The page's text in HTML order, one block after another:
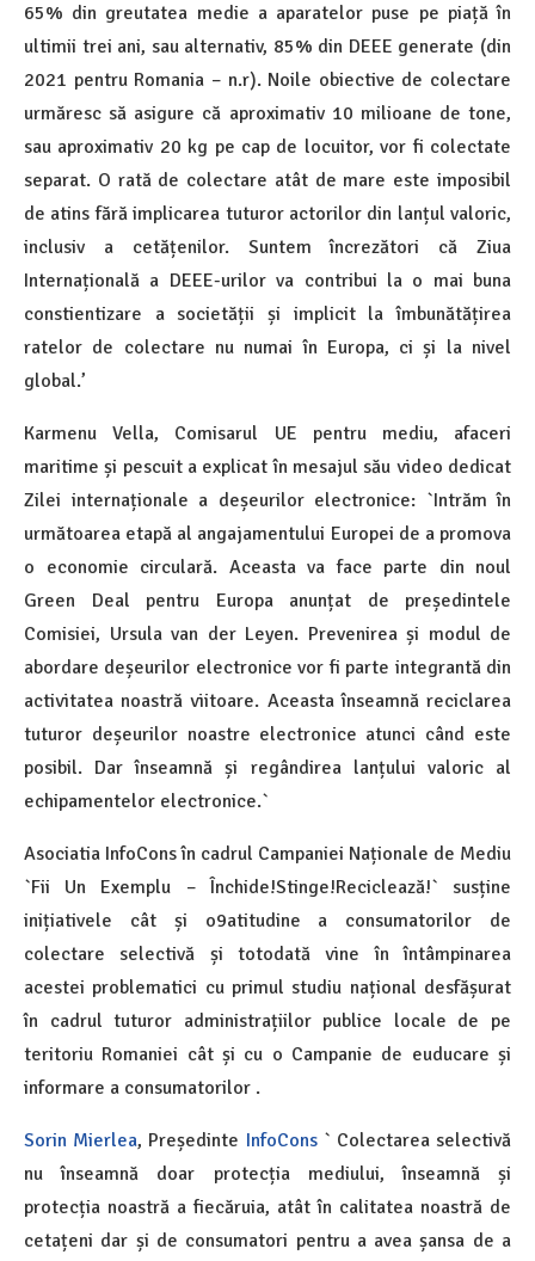
65% din greutatea medie a aparatelor puse pe piață în
ultimii trei ani, sau alternativ, 85% din DEEE generate (din
2021 pentru Romania – n.r). Noile obiective de colectare
urmăresc să asigure că aproximativ 10 milioane de tone,
sau aproximativ 20 kg pe cap de locuitor, vor fi colectate
separat. O rată de colectare atât de mare este imposibil
de atins fără implicarea tuturor actorilor din lanțul valoric,
inclusiv a cetățenilor. Suntem încrezători că Ziua
Internațională a DEEE-urilor va contribui la o mai buna
constientizare a societății și implicit la îmbunătățirea
ratelor de colectare nu numai în Europa, ci și la nivel
global.’
Karmenu Vella, Comisarul UE pentru mediu, afaceri
maritime și pescuit a explicat în mesajul său video dedicat
Zilei internaționale a deșeurilor electronice: `Intrăm în
următoarea etapă al angajamentului Europei de a promova
o economie circulară. Aceasta va face parte din noul
Green Deal pentru Europa anunțat de președintele
Comisiei, Ursula van der Leyen. Prevenirea și modul de
abordare deșeurilor electronice vor fi parte integrantă din
activitatea noastră viitoare. Aceasta înseamnă reciclarea
tuturor deșeurilor noastre electronice atunci când este
posibil. Dar înseamnă și regândirea lanțului valoric al
echipamentelor electronice.`
Asociatia InfoCons în cadrul Campaniei Naționale de Mediu
`Fii Un Exemplu – Închide!Stinge!Reciclează!` susține
inițiativele cât și o9atitudine a consumatorilor de
colectare selectivă și totodată vine în întâmpinarea
acestei problematici cu primul studiu național desfășurat
în cadrul tuturor administrațiilor publice locale de pe
teritoriu Romaniei cât și cu o Campanie de euducare și
informare a consumatorilor .
Sorin Mierlea, Președinte InfoCons ` Colectarea selectivă
nu înseamnă doar protecția mediului, înseamnă și
protecția noastră a fiecăruia, atât în calitatea noastră de
cetațeni dar și de consumatori pentru a avea șansa de a